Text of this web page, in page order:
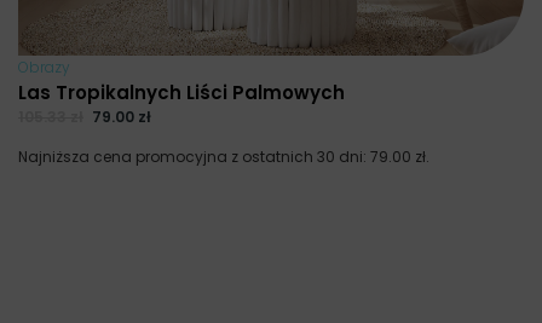
Obrazy
Las Tropikalnych Liści Palmowych
79.00 zł
Najniższa cena promocyjna z ostatnich 30 dni: 79.00 zł.